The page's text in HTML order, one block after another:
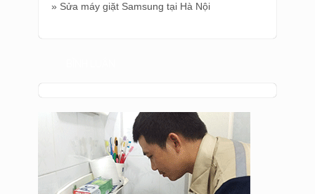
» Sửa máy giặt Samsung tại Hà Nội